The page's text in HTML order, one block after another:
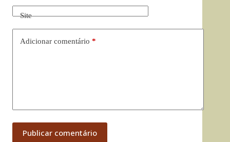
Site
Adicionar comentário *
Publicar comentário